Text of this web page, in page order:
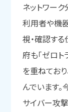
ネットワー
利用者や機
視・確認す
府も「ゼロ
を重ねてお
んでいます。
サイバー攻撃